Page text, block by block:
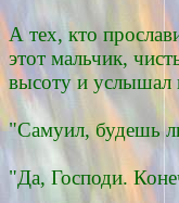
А тех, кто
этот мальчик,
высоту и услышал
"Самуил, будешь
"Да, Господи.